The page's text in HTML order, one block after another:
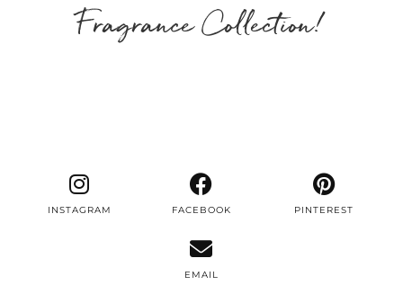
Fragrance Collection!
INSTAGRAM FACEBOOK PINTEREST
EMAIL